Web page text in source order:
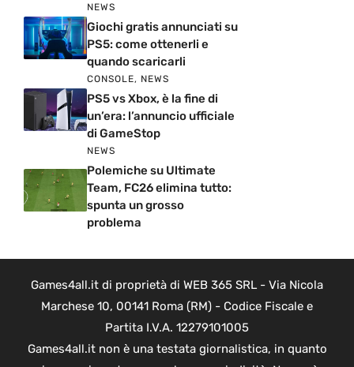
NEWS
Giochi gratis annunciati su
PS5: come ottenerli e
quando scaricarli
CONSOLE, NEWS
PS5 vs Xbox, è la fine di
un’era: l’annuncio ufficiale
di GameStop
NEWS
Polemiche su Ultimate
Team, FC26 elimina tutto:
spunta un grosso
problema
Games4all.it di proprietà di WEB 365 SRL - Via Nicola
Marchese 10, 00141 Roma (RM) - Codice Fiscale e
Partita I.V.A. 12279101005
Games4all.it non è una testata giornalistica, in quanto